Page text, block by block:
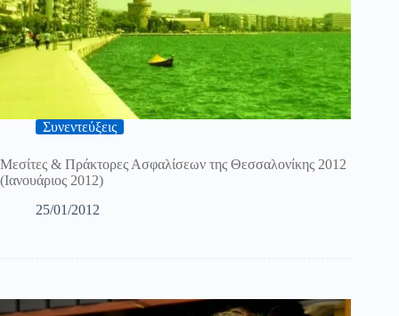
Συνεντεύξεις
Mεσίτες & Πράκτορες Ασφαλίσεων της Θεσσαλονίκης 2012
(Ιανουάριος 2012)
25/01/2012